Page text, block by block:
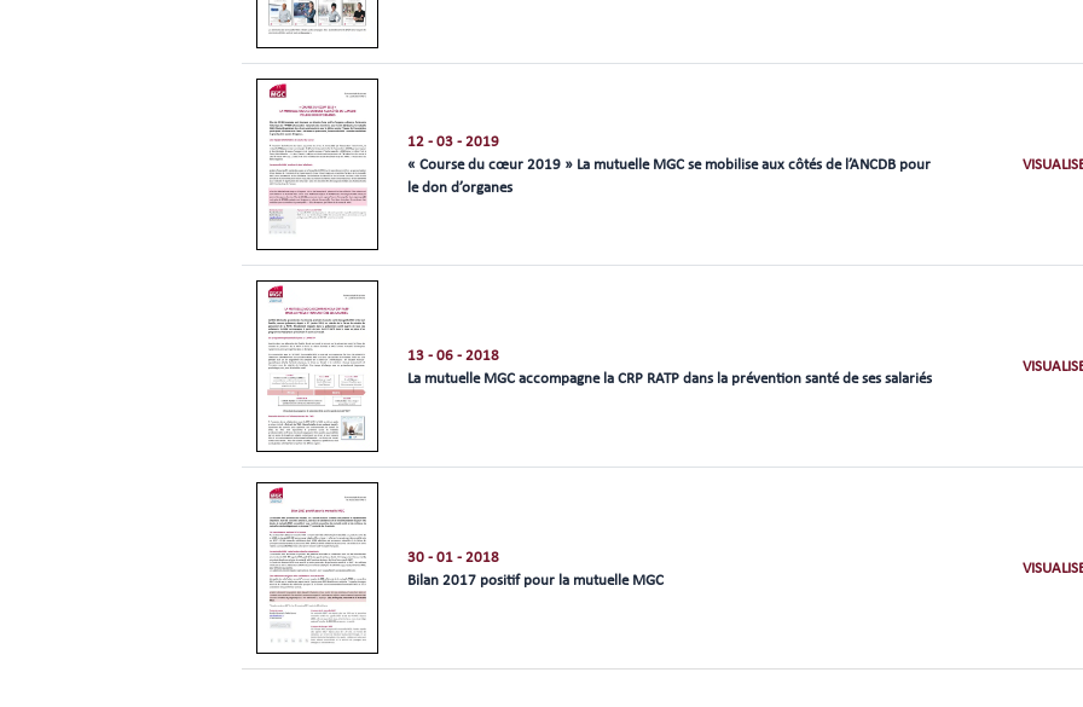
12 - 03 - 2019
« Course du cœur 2019 » La mutuelle MGC se mobilise aux côtés de l’ANCDB pour
le don d’organes
13 - 06 - 2018
La mutuelle MGC accompagne la CRP RATP dans la prévention santé de ses salariés
30 - 01 - 2018
Bilan 2017 positif pour la mutuelle MGC